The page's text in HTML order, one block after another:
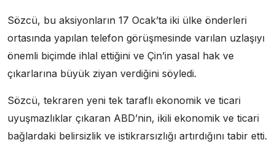
Sözcü, bu aksiyonların 17 Ocak’ta iki ülke önderleri
ortasında yapılan telefon görüşmesinde varılan uzlaşıyı
önemli biçimde ihlal ettiğini ve Çin’in yasal hak ve
çıkarlarına büyük ziyan verdiğini söyledi.
Sözcü, tekraren yeni tek taraflı ekonomik ve ticari
uyuşmazlıklar çıkaran ABD’nin, ikili ekonomik ve ticari
bağlardaki belirsizlik ve istikrarsızlığı artırdığını tabir etti.